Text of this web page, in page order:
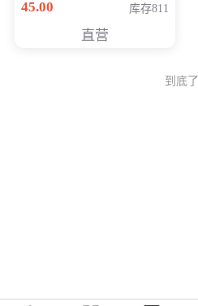
Generati
45.00 库存811
直营
到底了